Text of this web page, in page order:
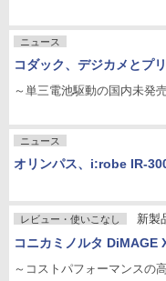
ニュース
コダック、デジカメとプ
～単三電池駆動の国内未発
ニュース
オリンパス、i:robe IR-
レビュー・使いこなし 新製
コニカミノルタ DiMAGE
～コストパフォーマンスの